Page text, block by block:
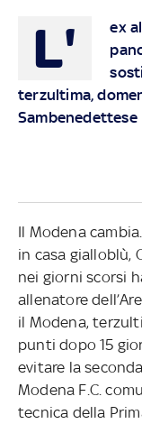
L'
ex
terzultima,
Il Modena
in casa gialloblù,
nei giorni scorsi
allenatore
il Modena,
punti dopo 15
evitare la
Modena F.C.
tecnica della